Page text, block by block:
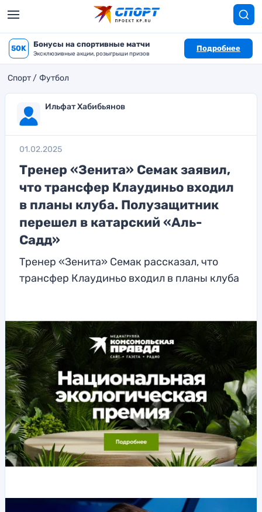
50K Бонусы на спортивные матчи
Эксклюзивные акции, розыгрыши призов
Подробнее
Спорт Футбол
Ильфат Хабибьянов
01.02.2025
Тренер «Зенита» Семак заявил,
что трансфер Клаудиньо входил
в планы клуба. Полузащитник
перешел в катарский «Аль-
Садд»
Тренер «Зенита» Семак рассказал, что
трансфер Клаудиньо входил в планы клуба